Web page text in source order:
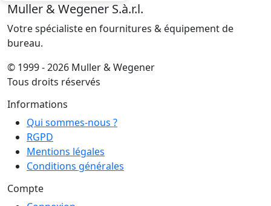
Muller & Wegener S.à.r.l.
Votre spécialiste en fournitures & équipement de
bureau.
© 1999 - 2026 Muller & Wegener
Tous droits réservés
Informations
Qui sommes-nous ?
RGPD
Mentions légales
Conditions générales
Compte